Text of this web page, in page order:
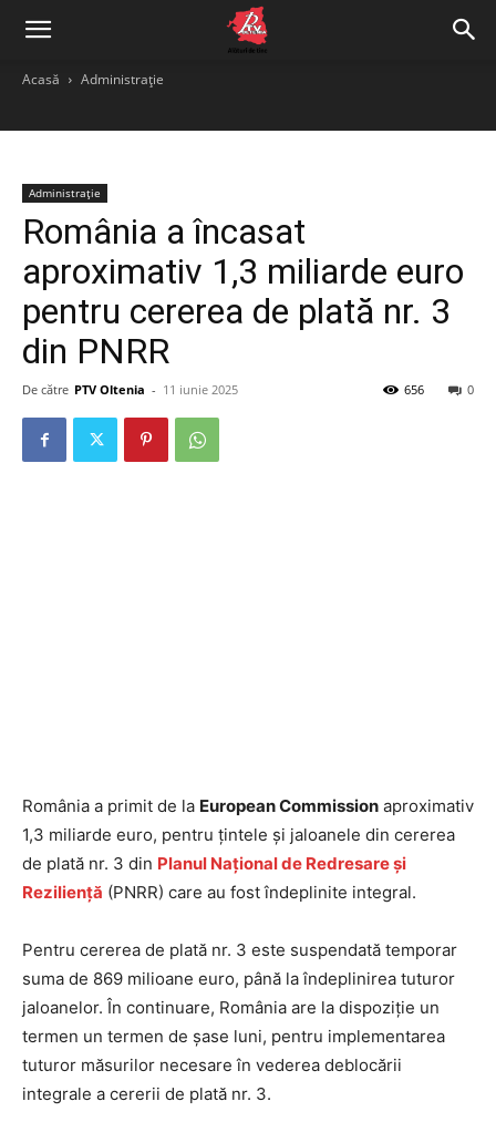
Acasă Administrație
Administrație
România a încasat
aproximativ 1,3 miliarde euro
pentru cererea de plată nr. 3
din PNRR
De către PTV Oltenia - 11 iunie 2025 0
656
România a primit de la European Commission aproximativ
1,3 miliarde euro, pentru țintele și jaloanele din cererea
de plată nr. 3 din Planul Național de Redresare și
Reziliență (PNRR) care au fost îndeplinite integral.
Pentru cererea de plată nr. 3 este suspendată temporar
suma de 869 milioane euro, până la îndeplinirea tuturor
jaloanelor. În continuare, România are la dispoziție un
termen un termen de șase luni, pentru implementarea
tuturor măsurilor necesare în vederea deblocării
integrale a cererii de plată nr. 3.